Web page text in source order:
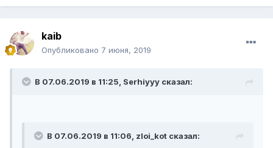
kaib
Опубликовано 7 июня, 2019
В 07.06.2019 в 11:25, Serhiyyy сказал:
В 07.06.2019 в 11:06, zloi_kot сказал: